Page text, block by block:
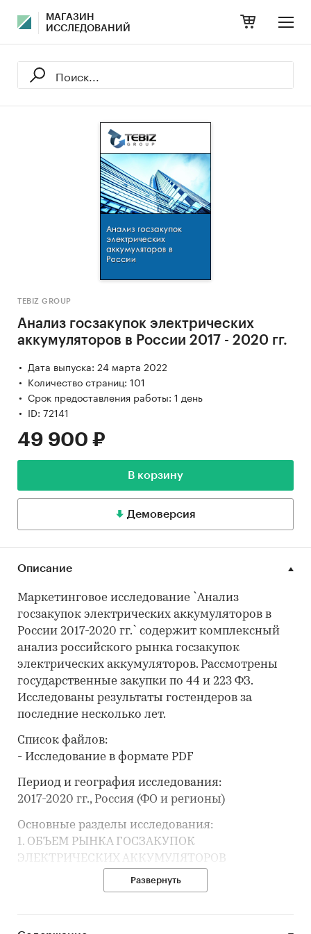
МАГАЗИН
ИССЛЕДОВАНИЙ
TEBIZ GROUP
Анализ госзакупок электрических
аккумуляторов в России 2017 - 2020 гг.
Дата выпуска: 24 марта 2022
Количество страниц: 101
Срок предоставления работы: 1 день
ID: 72141
49 900 ₽
В корзину
Демоверсия
Описание
Маркетинговое исследование `Анализ
госзакупок электрических аккумуляторов в
России 2017-2020 гг.` содержит комплексный
анализ российского рынка госзакупок
электрических аккумуляторов. Рассмотрены
государственные закупки по 44 и 223 ФЗ.
Исследованы результаты гостендеров за
последние несколько лет.
Список файлов:
- Исследование в формате PDF
Период и география исследования:
2017-2020 гг., Россия (ФО и регионы)
Основные разделы исследования:
1. ОБЪЕМ РЫНКА ГОСЗАКУПОК
ЭЛЕКТРИЧЕСКИХ АККУМУЛЯТОРОВ
По годам, по месяцам. Объем по количеству и
по стоимости. Количество исполненных
Развернуть